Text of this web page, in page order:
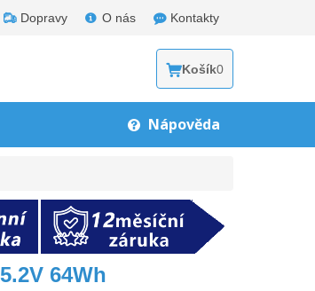
Dopravy O nás Kontakty
Košík0
Nápověda
64Wh